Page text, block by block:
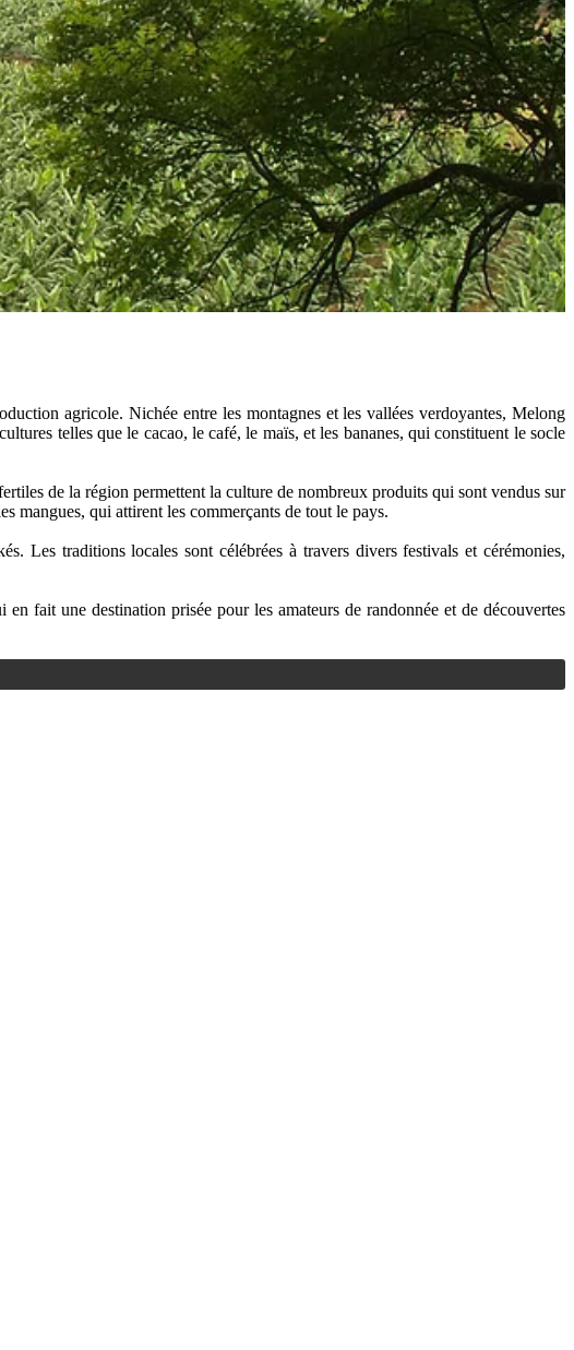
agricole. Nichée entre les montagnes et les vallées verdoyantes, Melong
telles que le cacao, le café, le maïs, et les bananes, qui constituent le socle
de la région permettent la culture de nombreux produits qui sont vendus sur
mangues, qui attirent les commerçants de tout le pays.
Les traditions locales sont célébrées à travers divers festivals et cérémonies,
fait une destination prisée pour les amateurs de randonnée et de découvertes